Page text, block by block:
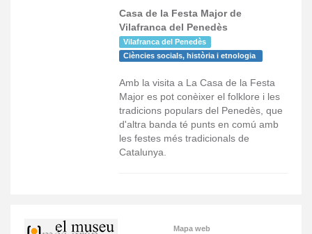
Casa de la Festa Major de
Vilafranca del Penedès
Vilafranca del Penedès
Ciències socials, història i etnologia
Amb la visita a La Casa de la Festa
Major es pot conèixer el folklore i les
tradicions populars del Penedès, que
d'altra banda té punts en comú amb
les festes més tradicionals de
Catalunya.
Mapa web